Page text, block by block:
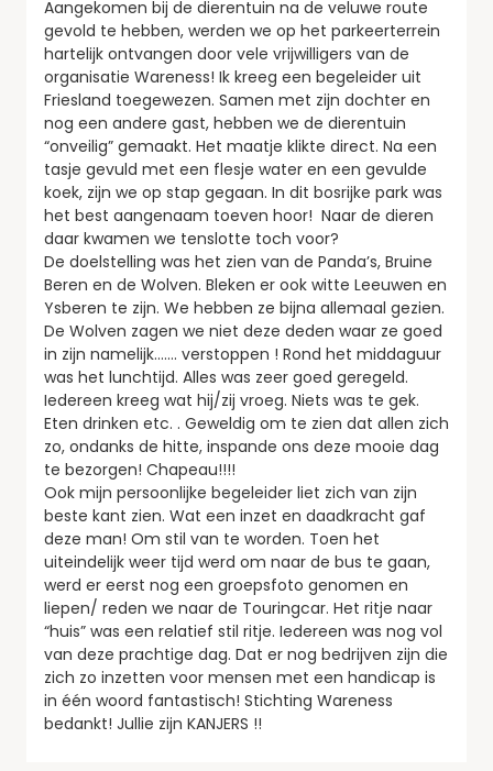
Aangekomen bij de dierentuin na de veluwe route
gevold te hebben, werden we op het parkeerterrein
hartelijk ontvangen door vele vrijwilligers van de
organisatie Wareness! Ik kreeg een begeleider uit
Friesland toegewezen. Samen met zijn dochter en
nog een andere gast, hebben we de dierentuin
“onveilig” gemaakt. Het maatje klikte direct. Na een
tasje gevuld met een flesje water en een gevulde
koek, zijn we op stap gegaan. In dit bosrijke park was
het best aangenaam toeven hoor! Naar de dieren
daar kwamen we tenslotte toch voor?
De doelstelling was het zien van de Panda’s, Bruine
Beren en de Wolven. Bleken er ook witte Leeuwen en
Ysberen te zijn. We hebben ze bijna allemaal gezien.
De Wolven zagen we niet deze deden waar ze goed
in zijn namelijk……. verstoppen ! Rond het middaguur
was het lunchtijd. Alles was zeer goed geregeld.
Iedereen kreeg wat hij/zij vroeg. Niets was te gek.
Eten drinken etc. . Geweldig om te zien dat allen zich
zo, ondanks de hitte, inspande ons deze mooie dag
te bezorgen! Chapeau!!!!
Ook mijn persoonlijke begeleider liet zich van zijn
beste kant zien. Wat een inzet en daadkracht gaf
deze man! Om stil van te worden. Toen het
uiteindelijk weer tijd werd om naar de bus te gaan,
werd er eerst nog een groepsfoto genomen en
liepen/ reden we naar de Touringcar. Het ritje naar
“huis” was een relatief stil ritje. Iedereen was nog vol
van deze prachtige dag. Dat er nog bedrijven zijn die
zich zo inzetten voor mensen met een handicap is
in één woord fantastisch! Stichting Wareness
bedankt! Jullie zijn KANJERS !!